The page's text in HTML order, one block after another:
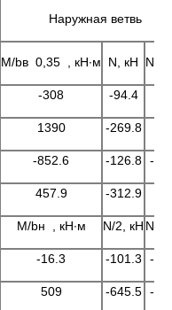
Наружная ветвь
M/bв 0,35 , кН∙м N, кН
-308 -94.4
1390 -269.8
-852.6 -126.8 -
457.9 -312.9
M/bн , кН∙м N/2, кН
-16.3 -101.3 -
509 -645.5 -